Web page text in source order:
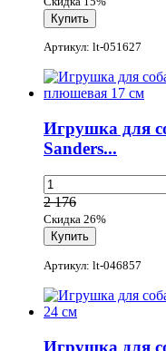
Артикул: lt-051627
Игрушка для
Sanders...
2 176
Скидка 26%
Артикул: lt-046857
Игрушка для